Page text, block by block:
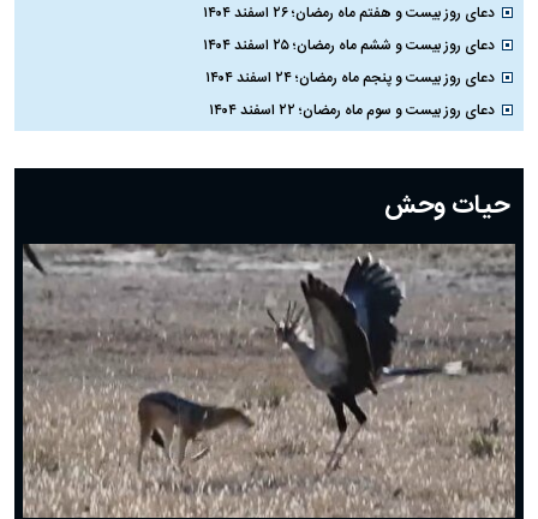
دعای روز بیست و هفتم ماه رمضان؛ ۲۶ اسفند ۱۴۰۴
دعای روز بیست و ششم ماه رمضان؛ ۲۵ اسفند ۱۴۰۴
دعای روز بیست و پنجم ماه رمضان؛ ۲۴ اسفند ۱۴۰۴
دعای روز بیست و سوم ماه رمضان؛ ۲۲ اسفند ۱۴۰۴
دعای روز بیستم ماه رمضان؛ ۱۹ اسفند ۱۴۰۴
دعای روز هشتم ماه مبارک رمضان؛ ۷ اسفند ماه ۱۴۰۴
دعای روز هفتم ماه رمضان؛ ۶ اسفند ۱۴۰۴
دعای روز ششم ماه رمضان؛ ۵ اسفند ۱۴۰۴
دعای روز پنجم ماه رمضان؛ ۴ اسفند ۱۴۰۴
دعای روز چهارم ماه مبارک رمضان؛ ۳ اسفند ۱۴۰۴
دعای روز سوم ماه مبارک رمضان؛ ۱۴ اسفند ۱۴۰۴
دعای روز دوم ماه مبارک رمضان ۱ اسفند ماه ۱۴۰۴
دعای روز اول ماه مبارک رمضان، ۳۰ بهمن ۱۴۰۴
حضرت زینب(س) چگونه از دنیا رفت؟
بهترین پیامک تبریک روز پدر ۱۴۰۴؛ جملات زیبا و صمیمانه
حیات وحش